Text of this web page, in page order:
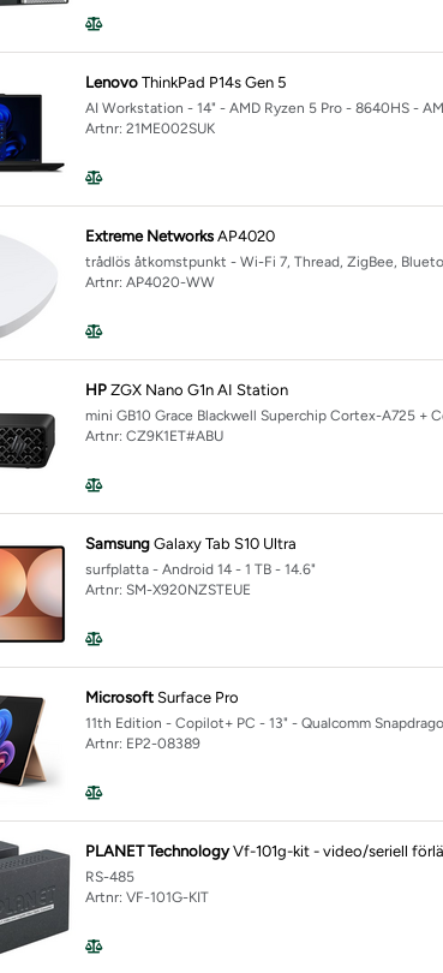
Gen
G2a Notebook Next Gen, G2i Notebook Next Gen,
Lenovo ThinkPad P14s Gen 5
AI Workstation - 14" - AMD Ryzen 5 Pro - 8640HS -
Artnr: 21ME002SUK
Extreme Networks AP4020
trådlös åtkomstpunkt - Wi-Fi 7, Thread, ZigBee,
Artnr: AP4020-WW
HP ZGX Nano G1n AI Station
mini GB10 Grace Blackwell Superchip Cortex-A725 +
Artnr: CZ9K1ET#ABU
Samsung Galaxy Tab S10 Ultra
surfplatta - Android 14 - 1 TB - 14.6"
Artnr: SM-X920NZSTEUE
Microsoft Surface Pro
11th Edition - Copilot+ PC - 13" - Qualcomm
Artnr: EP2-08389
PLANET Technology Vf-101g-kit - video/seriell
RS-485
Artnr: VF-101G-KIT